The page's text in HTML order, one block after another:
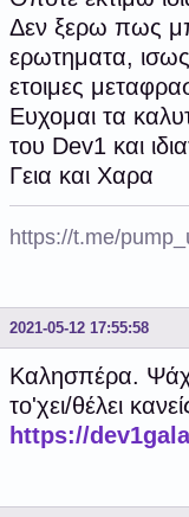
Δεν ξερω πως
ερωτηματα,
ετοιμες
Ευχομαι τα
του Dev1 και
Γεια και Χαρα
https://t.me/
2021-05-12 17:55:58
Καλησπέρα.
το'χει/θέλει
https://